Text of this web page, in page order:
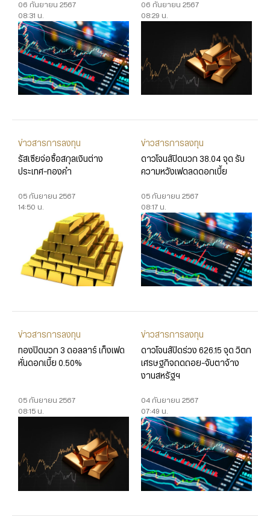
06 กันยายน 2567
08:31 น.
06 กันยายน 2567
08:29 น.
ข่าวสารการลงทุน
รัสเซียจ่อซื้อสกุลเงินต่าง
ประเทศ-ทองคำ
05 กันยายน 2567
14:50 น.
ข่าวสารการลงทุน
ดาวโจนส์ปิดบวก 38.04 จุด รับ
ความหวังเฟดลดดอกเบี้ย
05 กันยายน 2567
08:17 น.
ข่าวสารการลงทุน
ทองปิดบวก 3 ดอลลาร์ เก็งเฟด
หั่นดอกเบี้ย 0.50%
05 กันยายน 2567
08:15 น.
ข่าวสารการลงทุน
ดาวโจนส์ปิดร่วง 626.15 จุด วิตก
เศรษฐกิจถดถอย-จับตาจ้าง
งานสหรัฐฯ
04 กันยายน 2567
07:49 น.